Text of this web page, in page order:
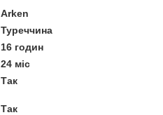
Arken
Туреччина
16 годин
24 міс
Так
Так